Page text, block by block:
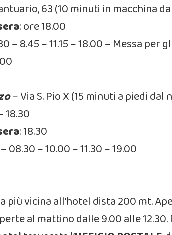
63 (10 minuti in macchina
: ore 18.00
– 8.45 – 11.15 – 18.00 – Messa per
– Via S. Pio X (15 minuti a piedi
18.30
: 18.30
08.30 – 10.00 – 11.30 – 19.00
più vicina all’hotel dista 200 mt.
al mattino dalle 9.00 alle